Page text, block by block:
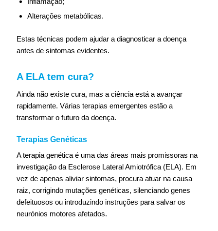
Alterações metabólicas.
Estas técnicas podem ajudar a diagnosticar a doença
antes de sintomas evidentes.
A ELA tem cura?
Ainda não existe cura, mas a ciência está a avançar
rapidamente. Várias terapias emergentes estão a
transformar o futuro da doença.
Terapias Genéticas
A terapia genética é uma das áreas mais promissoras na
investigação da Esclerose Lateral Amiotrófica (ELA). Em
vez de apenas aliviar sintomas, procura atuar na causa
raiz, corrigindo mutações genéticas, silenciando genes
defeituosos ou introduzindo instruções para salvar os
neurónios motores afetados.